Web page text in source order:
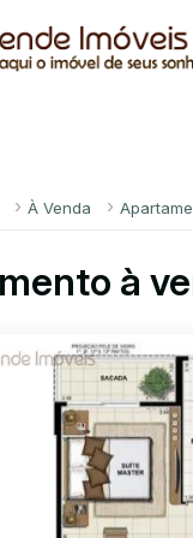
À Venda
à